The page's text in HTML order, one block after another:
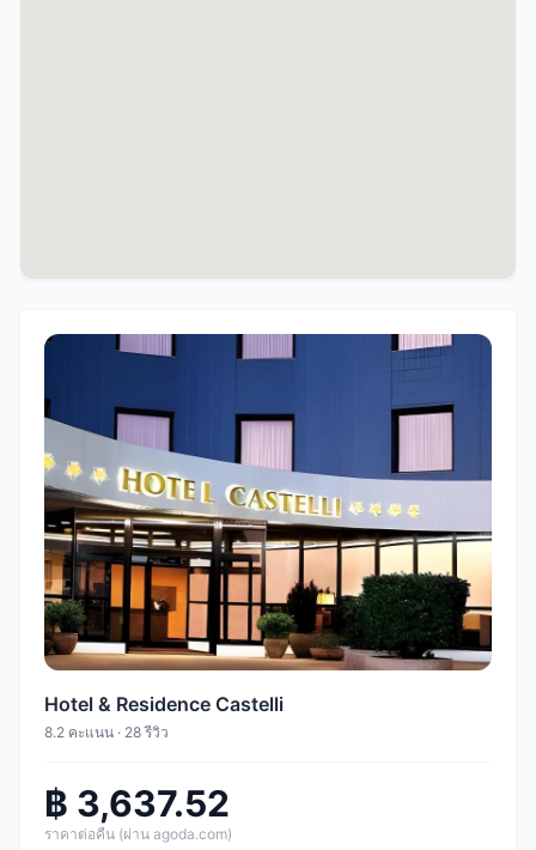
Hotel & Residence Castelli
8.2 คะแนน · 28 รีวิว
฿ 3,637.52
ราคาต่อคืน (ผ่าน agoda.com)